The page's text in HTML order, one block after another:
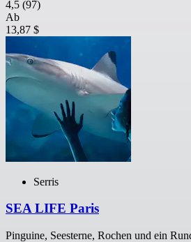
4,5 (97)
Ab
13,87 $
Serris
SEA LIFE Paris
Pinguine, Seesterne, Rochen und ein